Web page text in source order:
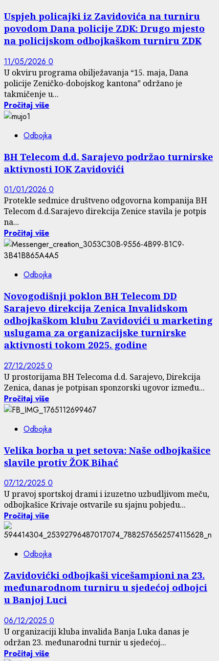
Uspjeh policajki iz Zavidovića na turniru
povodom Dana policije ZDK: Drugo mjesto
na policijskom odbojkaškom turniru ZDK
11/05/2026 0
U okviru programa obilježavanja “15. maja, Dana
policije Zeničko-dobojskog kantona” održano je
takmičenje u...
Pročitaj više
Odbojka
BH Telecom d.d. Sarajevo podržao turnirske
aktivnosti IOK Zavidovići
01/01/2026 0
Protekle sedmice društveno odgovorna kompanija BH
Telecom d.d.Sarajevo direkcija Zenice stavila je potpis
na...
Pročitaj više
Odbojka
Novogodišnji poklon BH Telecom DD
Sarajevo direkcija Zenica Invalidskom
odbojkaškom klubu Zavidovići u marketing
uslugama za organizacijske turnirske
aktivnosti tokom 2025. godine
27/12/2025 0
U prostorijama BH Telecoma d.d. Sarajevo, Direkcija
Zenica, danas je potpisan sponzorski ugovor između...
Pročitaj više
Odbojka
Velika borba u pet setova: Naše odbojkašice
slavile protiv ŽOK Bihać
07/12/2025 0
U pravoj sportskoj drami i izuzetno uzbudljivom meču,
odbojkašice Krivaje ostvarile su sjajnu pobjedu...
Pročitaj više
Odbojka
Zavidovićki odbojkaši vicešampioni na 23.
međunarodnom turniru u sjedećoj odbojci
u Banjoj Luci
06/12/2025 0
U organizaciji kluba invalida Banja Luka danas je
održan 23. međunarodni turnir u sjedećoj...
Pročitaj više